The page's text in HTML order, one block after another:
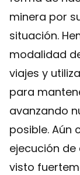
minera por
situación.
modalidad
viajes y
para
avanzando
posible. Aún
ejecución
visto